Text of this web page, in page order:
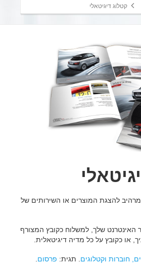
קטלוג דיגיטאלי
מרהיב להצגת המוצרים או השירותים של
האינטרנט שלך, למשלוח כקובץ המצורף
או כקובץ על כל מדיה דיגיטאלית.
חוברות וקטלוגים תגית: פרסום